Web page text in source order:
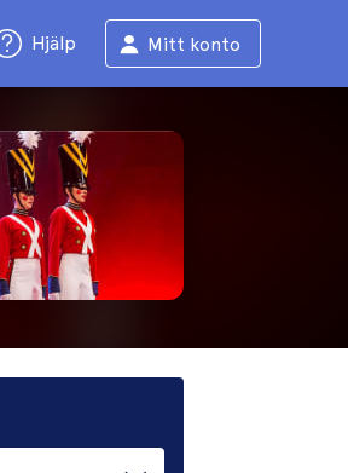
Hjälp Mitt konto